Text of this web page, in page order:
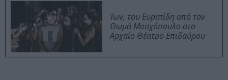
Ίων, του Ευριπίδη από τον
Θωμά Μοσχόπουλο στο
Αρχαίο Θέατρο Επιδαύρου